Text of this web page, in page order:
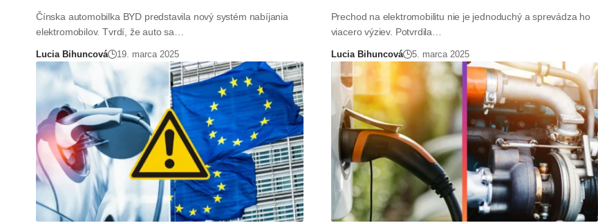
Čínska automobilka BYD predstavila nový systém nabíjania
elektromobilov. Tvrdí, že auto sa…
Lucia Bihuncová 19. marca 2025
Prechod na elektromobilitu nie je jednoduchý a sprevádza ho
viacero výziev. Potvrdila…
Lucia Bihuncová 5. marca 2025